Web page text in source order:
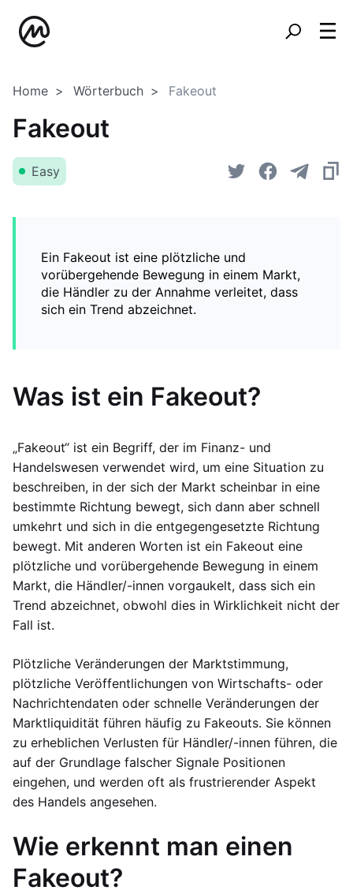
Home Wörterbuch Fakeout
Fakeout
Easy
Ein Fakeout ist eine plötzliche und
vorübergehende Bewegung in einem Markt,
die Händler zu der Annahme verleitet, dass
sich ein Trend abzeichnet.
Was ist ein Fakeout?
„Fakeout“ ist ein Begriff, der im Finanz- und
Handelswesen verwendet wird, um eine Situation zu
beschreiben, in der sich der Markt scheinbar in eine
bestimmte Richtung bewegt, sich dann aber schnell
umkehrt und sich in die entgegengesetzte Richtung
bewegt. Mit anderen Worten ist ein Fakeout eine
plötzliche und vorübergehende Bewegung in einem
Markt, die Händler/-innen vorgaukelt, dass sich ein
Trend abzeichnet, obwohl dies in Wirklichkeit nicht der
Fall ist.
Plötzliche Veränderungen der Marktstimmung,
plötzliche Veröffentlichungen von Wirtschafts- oder
Nachrichtendaten oder schnelle Veränderungen der
Marktliquidität führen häufig zu Fakeouts. Sie können
zu erheblichen Verlusten für Händler/-innen führen, die
auf der Grundlage falscher Signale Positionen
eingehen, und werden oft als frustrierender Aspekt
des Handels angesehen.
Wie erkennt man einen
Fakeout?